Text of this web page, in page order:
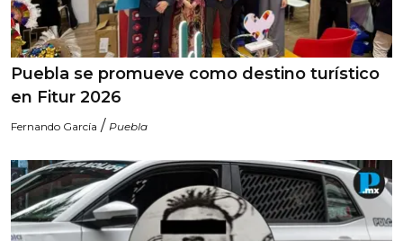
Puebla se promueve como destino turístico
en Fitur 2026
Fernando García / Puebla